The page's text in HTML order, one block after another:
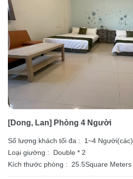
[Dong, Lan] Phòng 4 Người
Số lượng khách tối đa :
1~4 Người(các)
Loại giường :
Double * 2
Kích thước phòng :
25.5Square Meters